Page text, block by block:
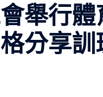
舉行
分享訓